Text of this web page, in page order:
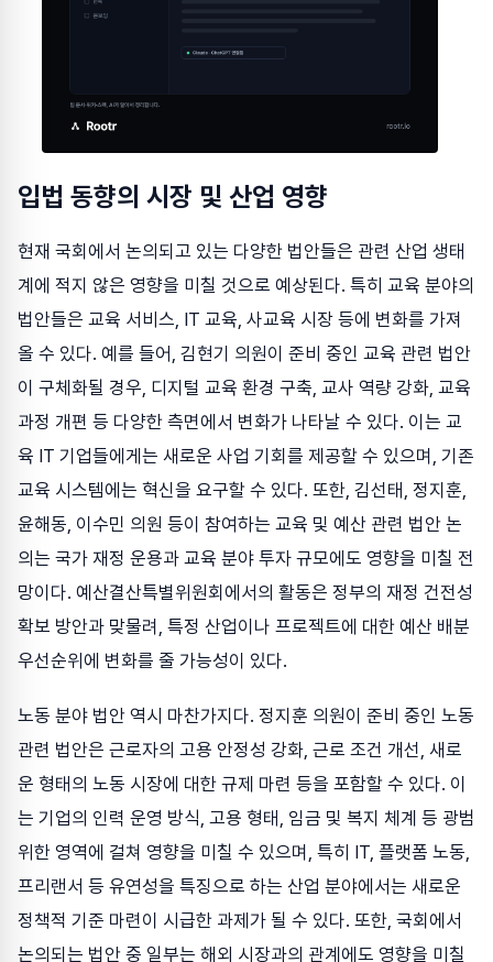
입법 동향의 시장 및 산업 영향
현재 국회에서 논의되고 있는 다양한 법안들은 관련 산업 생태
계에 적지 않은 영향을 미칠 것으로 예상된다. 특히 교육 분야의
법안들은 교육 서비스, IT 교육, 사교육 시장 등에 변화를 가져
올 수 있다. 예를 들어, 김현기 의원이 준비 중인 교육 관련 법안
이 구체화될 경우, 디지털 교육 환경 구축, 교사 역량 강화, 교육
과정 개편 등 다양한 측면에서 변화가 나타날 수 있다. 이는 교
육 IT 기업들에게는 새로운 사업 기회를 제공할 수 있으며, 기존
교육 시스템에는 혁신을 요구할 수 있다. 또한, 김선태, 정지훈,
윤해동, 이수민 의원 등이 참여하는 교육 및 예산 관련 법안 논
의는 국가 재정 운용과 교육 분야 투자 규모에도 영향을 미칠 전
망이다. 예산결산특별위원회에서의 활동은 정부의 재정 건전성
확보 방안과 맞물려, 특정 산업이나 프로젝트에 대한 예산 배분
우선순위에 변화를 줄 가능성이 있다.
노동 분야 법안 역시 마찬가지다. 정지훈 의원이 준비 중인 노동
관련 법안은 근로자의 고용 안정성 강화, 근로 조건 개선, 새로
운 형태의 노동 시장에 대한 규제 마련 등을 포함할 수 있다. 이
는 기업의 인력 운영 방식, 고용 형태, 임금 및 복지 체계 등 광범
위한 영역에 걸쳐 영향을 미칠 수 있으며, 특히 IT, 플랫폼 노동,
프리랜서 등 유연성을 특징으로 하는 산업 분야에서는 새로운
정책적 기준 마련이 시급한 과제가 될 수 있다. 또한, 국회에서
논의되는 법안 중 일부는 해외 시장과의 관계에도 영향을 미칠